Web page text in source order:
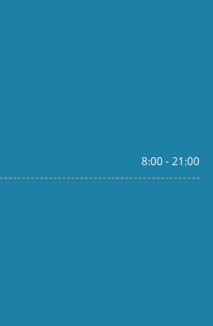
8:00 - 21:00